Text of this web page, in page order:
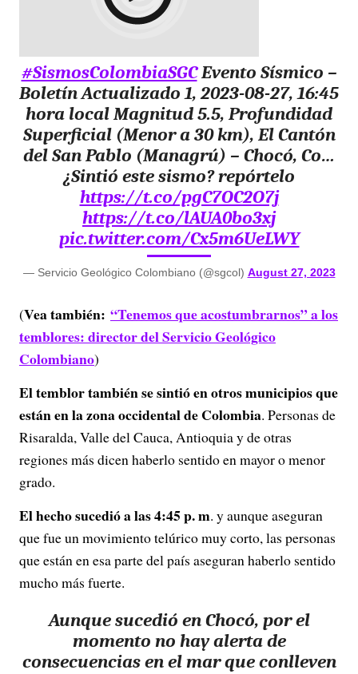
#SismosColombiaSGCEvento Sísmico –
Boletín Actualizado 1, 2023-08-27, 16:45
hora local Magnitud 5.5, Profundidad
Superficial (Menor a 30 km), El Cantón
del San Pablo (Managrú) – Chocó, Co…
¿Sintió este sismo? repórtelo
https://t.co/pgC7OC2O7j
https://t.co/lAUA0bo3xj
pic.twitter.com/Cx5m6UeLWY
— Servicio Geológico Colombiano (@sgcol) August 27, 2023
(Vea también: “Tenemos que acostumbrarnos” a los
temblores: director del Servicio Geológico
Colombiano)
El temblor también se sintió en otros municipios que
están en la zona occidental de Colombia. Personas de
Risaralda, Valle del Cauca, Antioquia y de otras
regiones más dicen haberlo sentido en mayor o menor
grado.
El hecho sucedió a las 4:45 p. m. y aunque aseguran
que fue un movimiento telúrico muy corto, las personas
que están en esa parte del país aseguran haberlo sentido
mucho más fuerte.
Aunque sucedió en Chocó, por el
momento no hay alerta de
consecuencias en el mar que conlleven